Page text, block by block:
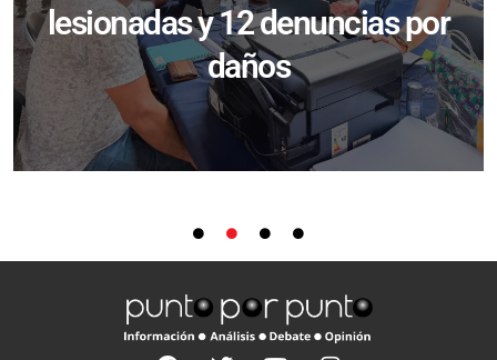
lesionadas y 12 denuncias por
daños